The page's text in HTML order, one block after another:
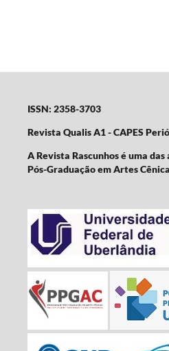
ISSN: 2358-3703
Revista Qualis A1 - CAPES
A Revista Rascunhos é uma
Pós-Graduação em Artes